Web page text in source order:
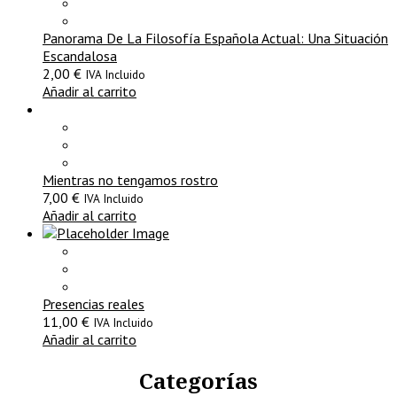
Panorama De La Filosofía Española Actual: Una Situación
Escandalosa
2,00 € IVA Incluido
Añadir al carrito
Mientras no tengamos rostro
7,00 € IVA Incluido
Añadir al carrito
Presencias reales
11,00 € IVA Incluido
Añadir al carrito
Categorías